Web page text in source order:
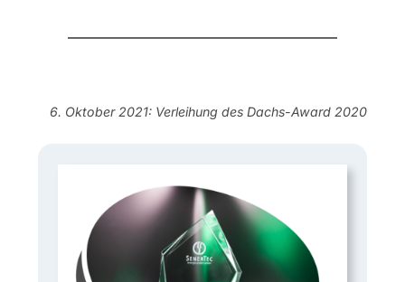
6. Oktober 2021: Verleihung des Dachs-Award 2020